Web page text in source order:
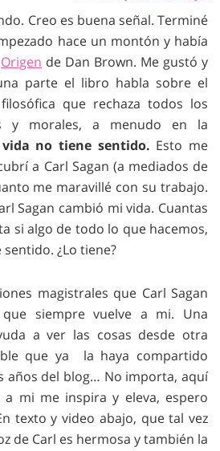
Creo es buena señal. Terminé
hace un montón y había
Origen de Dan Brown. Me gustó y
parte el libro habla sobre el
que rechaza todos los
y morales, a menudo en la
no tiene sentido. Esto me
a Carl Sagan (a mediados de
me maravillé con su trabajo.
Sagan cambió mi vida. Cuantas
si algo de todo lo que hacemos,
¿Lo tiene?
magistrales que Carl Sagan
siempre vuelve a mi. Una
a ver las cosas desde otra
que ya la haya compartido
años del blog… No importa, aquí
mi me inspira y eleva, espero
texto y video abajo, que tal vez
de Carl es hermosa y también la